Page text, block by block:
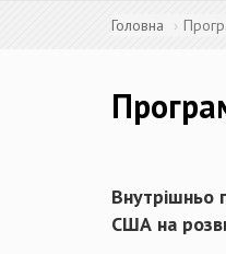
Головна
Внутрішньо
США на